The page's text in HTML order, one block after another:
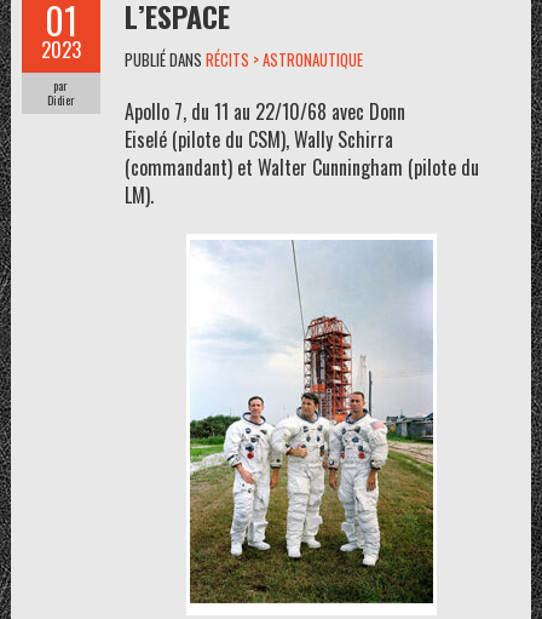
01
2023
par
Didier
L’ESPACE
PUBLIÉ DANS RÉCITS > ASTRONAUTIQUE
Apollo 7, du 11 au 22/10/68 avec Donn
Eiselé (pilote du CSM), Wally Schirra
(commandant) et Walter Cunningham (pilote du
LM).